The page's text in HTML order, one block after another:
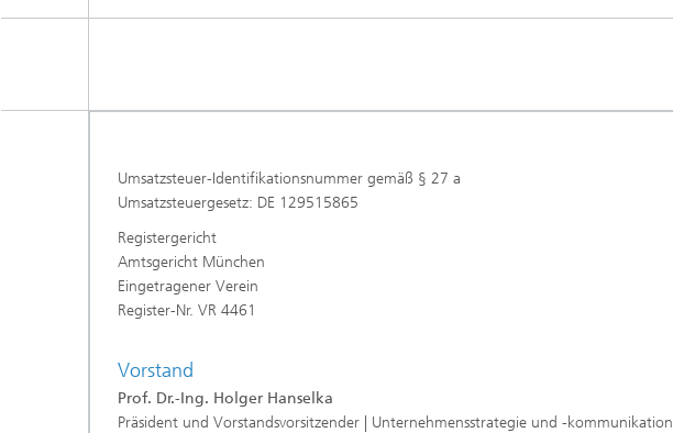
Umsatzsteuer-Identifikationsnummer gemäß § 27 a
Umsatzsteuergesetz: DE 129515865
Registergericht
Amtsgericht München
Eingetragener Verein
Register-Nr. VR 4461
Vorstand
Prof. Dr.-Ing. Holger Hanselka
Präsident und Vorstandsvorsitzender | Unternehmensstrategie und -kommunikation